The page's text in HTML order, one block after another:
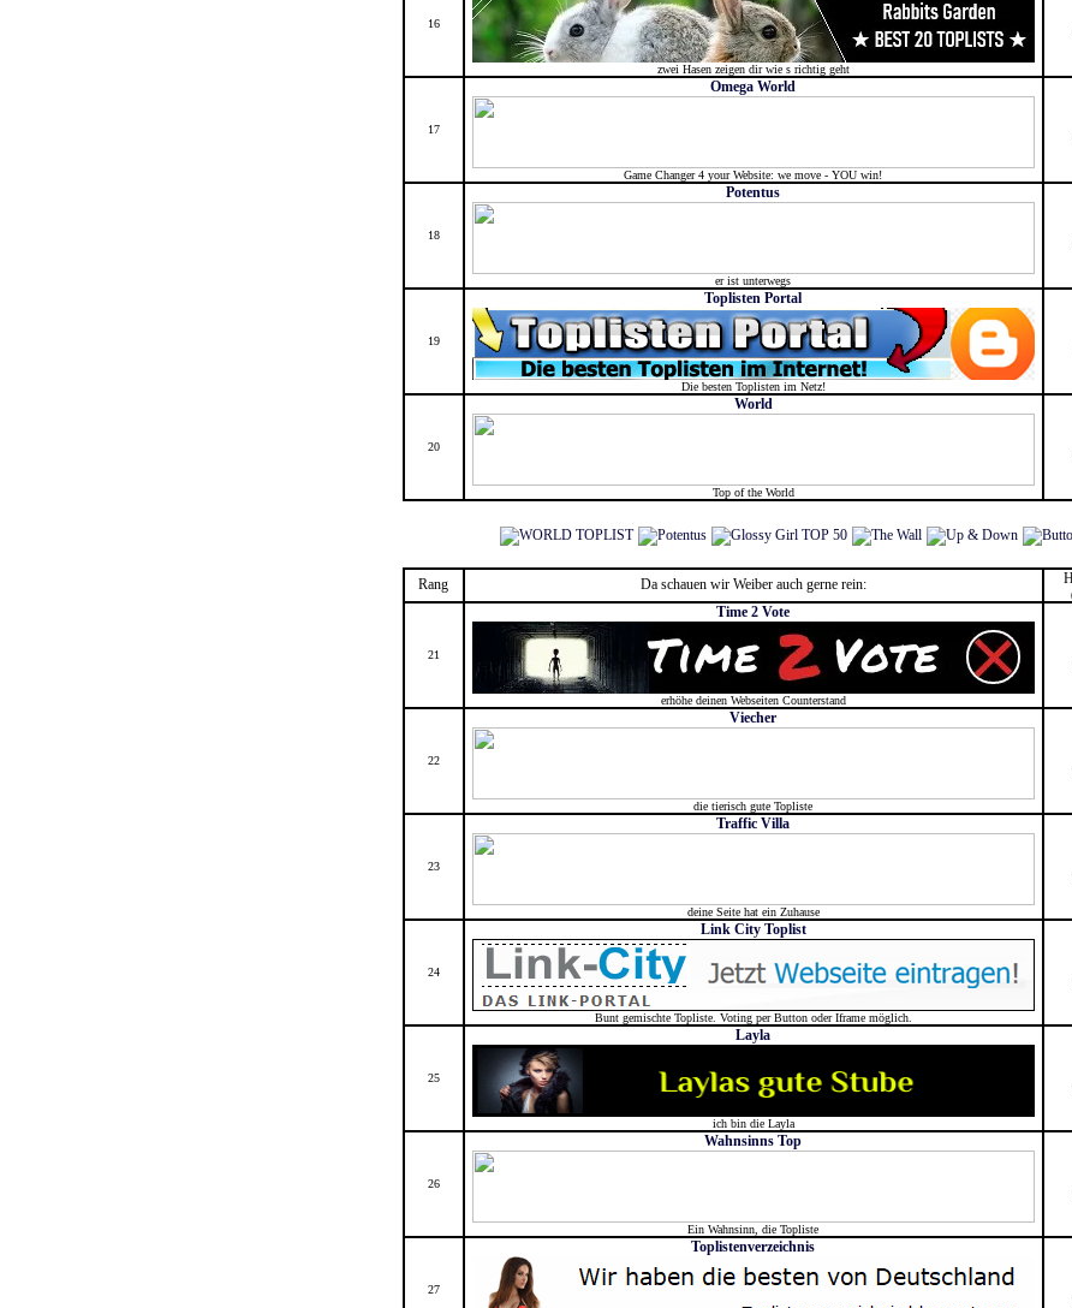
16
zwei Hasen zeigen dir wie s richtig geht
17
Omega World
Game Changer 4 your Website: we move - YOU win!
18
Potentus
er ist unterwegs
19
Toplisten Portal
Die besten Toplisten im Netz!
20
World
Top of the World
Rang Da schauen wir Weiber auch gerne rein:
21
Time 2 Vote
erhöhe deinen Webseiten Counterstand
22
Viecher
die tierisch gute Topliste
23
Traffic Villa
deine Seite hat ein Zuhause
24
Link City Toplist
Bunt gemischte Topliste. Voting per Button oder Iframe möglich.
25
Layla
ich bin die Layla
26
Wahnsinns Top
Ein Wahnsinn, die Topliste
27
Toplistenverzeichnis